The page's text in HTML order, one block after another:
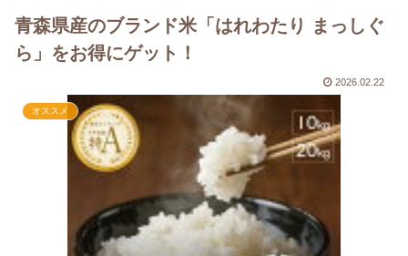
青森県産のブランド米「はれわたり まっしぐ
ら」をお得にゲット！
2026.02.22
オススメ